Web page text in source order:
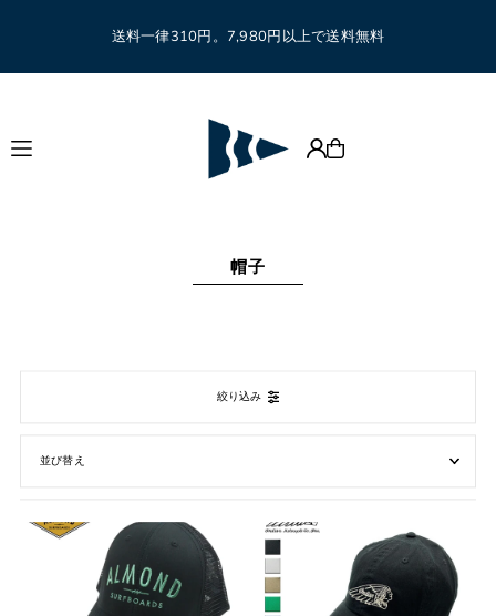
Translation missing: ja.accessibility.skip_to_text
送料一律310円。7,980円以上で送料無料
帽子
絞り込み
関連性が最も高い
ベストセラー
アルファベット順, A-Z